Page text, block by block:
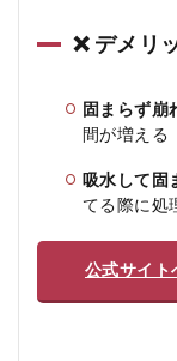
❌ デメリ
固まらず崩
間が増える
吸水して固
てる際に処
公式サイト